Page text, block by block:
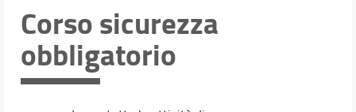
Orario e calendari
Corso sicurezza
obbligatorio